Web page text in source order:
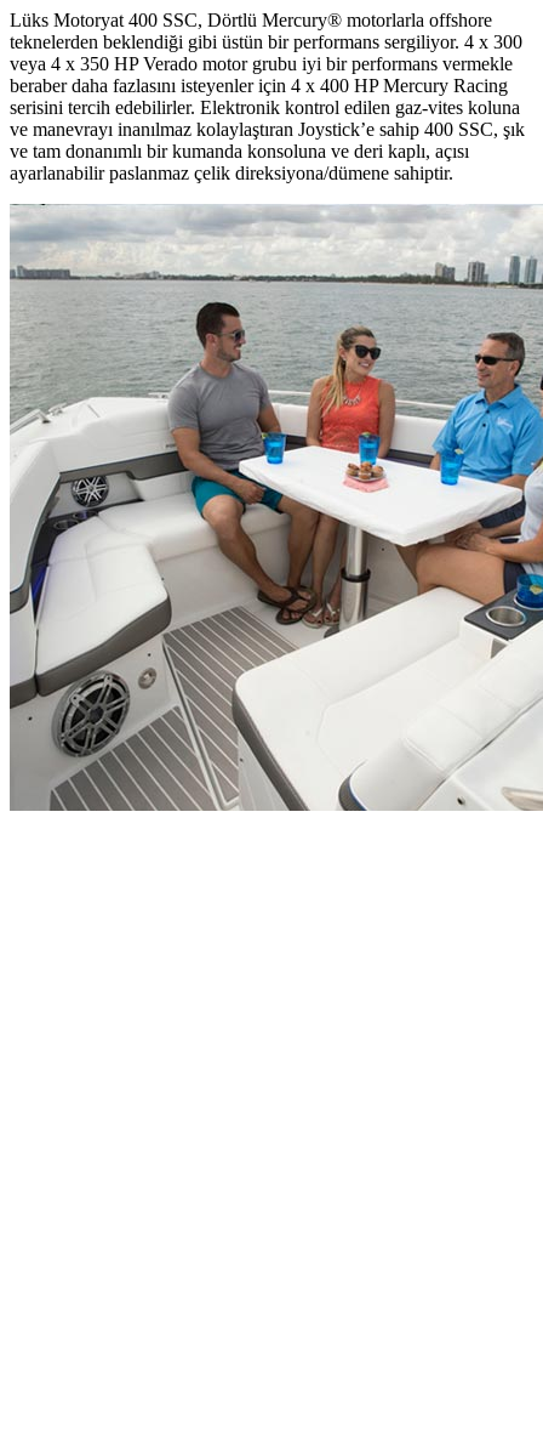
Lüks Motoryat 400 SSC, Dörtlü Mercury® motorlarla offshore
teknelerden beklendiği gibi üstün bir performans sergiliyor. 4 x 300
veya 4 x 350 HP Verado motor grubu iyi bir performans vermekle
beraber daha fazlasını isteyenler için 4 x 400 HP Mercury Racing
serisini tercih edebilirler. Elektronik kontrol edilen gaz-vites koluna
ve manevrayı inanılmaz kolaylaştıran Joystick’e sahip 400 SSC, şık
ve tam donanımlı bir kumanda konsoluna ve deri kaplı, açısı
ayarlanabilir paslanmaz çelik direksiyona/dümene sahiptir.